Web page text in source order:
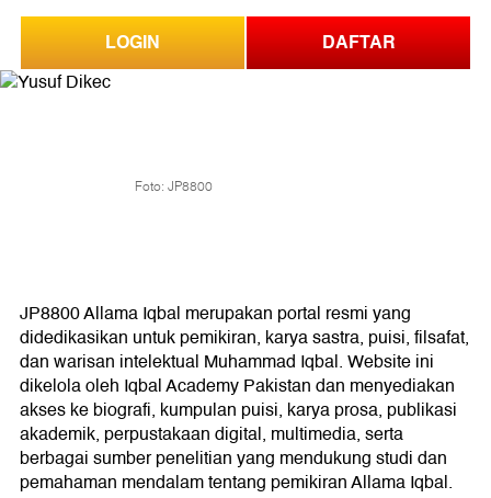
LOGIN DAFTAR
Foto: JP8800
JP8800 Allama Iqbal merupakan portal resmi yang
didedikasikan untuk pemikiran, karya sastra, puisi, filsafat,
dan warisan intelektual Muhammad Iqbal. Website ini
dikelola oleh Iqbal Academy Pakistan dan menyediakan
akses ke biografi, kumpulan puisi, karya prosa, publikasi
akademik, perpustakaan digital, multimedia, serta
berbagai sumber penelitian yang mendukung studi dan
pemahaman mendalam tentang pemikiran Allama Iqbal.